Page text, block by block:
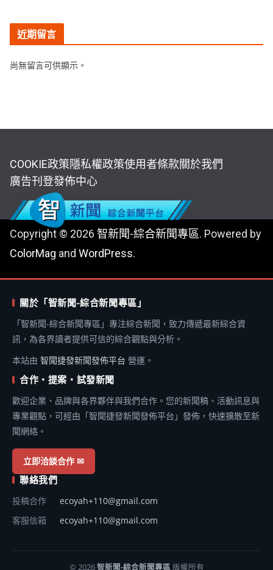
近期留言
尚無留言可供顯示。
COOKIE政策隱私權政策使用者條款關於我們
廣告刊登發佈中心
Copyright © 2026 智新聞-綜合新聞專區. Powered by
ColorMag and WordPress.
關於「智新聞-綜合新聞專區」
「智新聞-綜合新聞專區」專注綜合新聞，致力傳遞最新綜合資
訊，為各界讀者提供可信的綜合觀點與分析。
本站由 智聞捷發新聞發佈平台 營運。
合作・提案・試發新聞
歡迎企業、品牌與各界夥伴與我們合作。您的新聞稿、活動訊息與
專業觀點，可經由「智聞捷發新聞發佈平台」發佈，快速擴散至新
聞網絡。
立即洽談合作 ✉
聯絡我們
投稿合作
ecoyah+110@gmail.com
客服信箱
ecoyah+110@gmail.com
© 2026智新聞-綜合新聞專區版權所有